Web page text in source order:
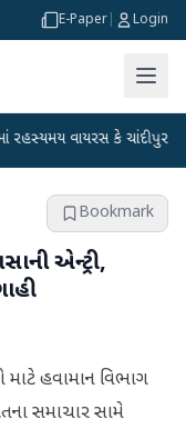
E-Paper Login
વાયરસ કે ચાંદીપુરા? 6
Bookmark
એન્ટ્રી,
માટે હવામાન વિભાગ
સમાચાર સામે